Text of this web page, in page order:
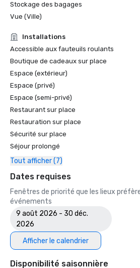
Stockage des bagages
Vue (Ville)
Installations
Accessible aux fauteuils roulants
Boutique de cadeaux sur place
Espace (extérieur)
Espace (privé)
Espace (semi-privé)
Restaurant sur place
Restauration sur place
Sécurité sur place
Séjour prolongé
Tout afficher (7)
Dates requises
Fenêtres de priorité que les lieux
événements
9 août 2026 - 30 déc.
2026
Afficher le calendrier
Disponibilité saisonnière